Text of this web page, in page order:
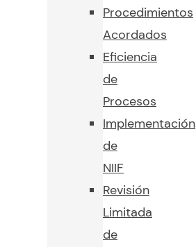
Procedimientos
Acordados
Eficiencia
de
Procesos
Implementación
de
NIIF
Revisión
Limitada
de